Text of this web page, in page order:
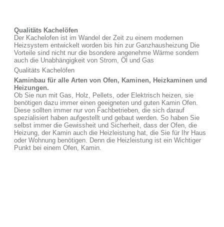
Qualitäts Kachelöfen
Der Kachelofen ist im Wandel der Zeit zu einem modernen
Heizsystem entwickelt worden bis hin zur Ganzhausheizung Die
Vorteile sind nicht nur die bsondere angenehme Wärme sondern
auch die Unabhängigkeit von Strom, Öl und Gas
Qualitäts Kachelöfen
Kaminbau für alle Arten von Ofen, Kaminen, Heizkaminen und
Heizungen.
Ob Sie nun mit Gas, Holz, Pellets, oder Elektrisch heizen, sie
benötigen dazu immer einen geeigneten und guten Kamin Ofen.
Diese sollten immer nur von Fachbetrieben, die sich darauf
spezialisiert haben aufgestellt und gebaut werden. So haben Sie
selbst immer die Gewissheit und Sicherheit, dass der Ofen, die
Heizung, der Kamin auch die Heizleistung hat, die Sie für Ihr Haus
oder Wohnung benötigen. Denn die Heizleistung ist ein Wichtiger
Punkt bei einem Ofen, Kamin.